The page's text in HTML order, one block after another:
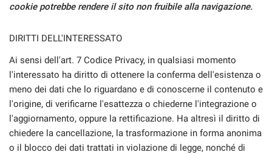
cookie potrebbe rendere il sito non fruibile alla navigazione.
DIRITTI DELL'INTERESSATO
Ai sensi dell'art. 7 Codice Privacy, in qualsiasi momento
l'interessato ha diritto di ottenere la conferma dell'esistenza o
meno dei dati che lo riguardano e di conoscerne il contenuto e
l'origine, di verificarne l'esattezza o chiederne l'integrazione o
l'aggiornamento, oppure la rettificazione. Ha altresì il diritto di
chiedere la cancellazione, la trasformazione in forma anonima
o il blocco dei dati trattati in violazione di legge, nonché di